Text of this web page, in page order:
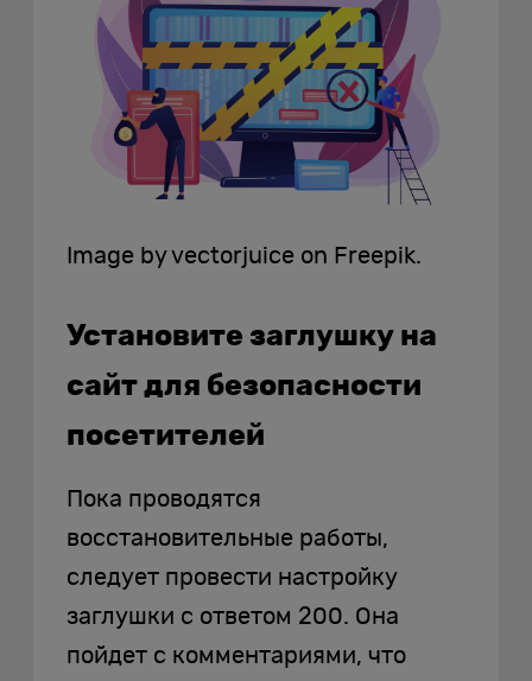
Image by vectorjuice on Freepik.
Установите заглушку на
сайт для безопасности
посетителей
Пока проводятся
восстановительные работы,
следует провести настройку
заглушки с ответом 200. Она
пойдет с комментариями, что